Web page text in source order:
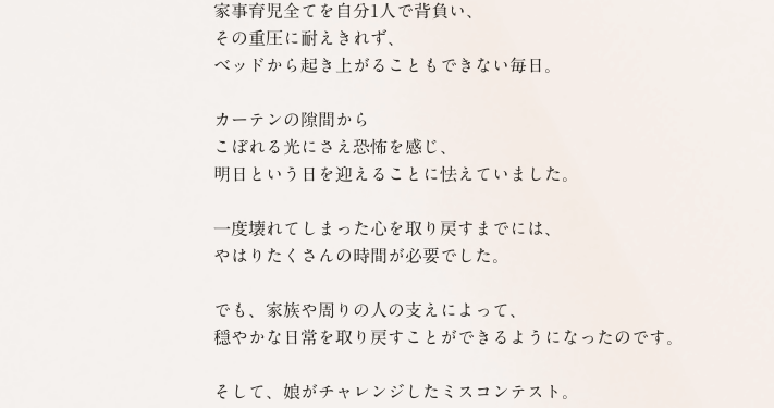
家事育児全てを自分1人で背負い、
その重圧に耐えきれず、
ベッドから起き上がることもできない毎日。
カーテンの隙間から
こぼれる光にさえ恐怖を感じ、
明日という日を迎えることに怯えていました。
一度壊れてしまった心を取り戻すまでには、
やはりたくさんの時間が必要でした。
でも、家族や周りの人の支えによって、
穏やかな日常を取り戻すことができるようになったのです。
そして、娘がチャレンジしたミスコンテスト。